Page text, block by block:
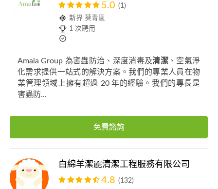
5.0 (1)
新界 葵青區
1 次聘用
Amala Group 為害蟲防治、深度消毒及清潔 、空氣淨
化需求提供一站式的解決方案。我們的專業人員在物
業管理領域上擁有超過 20 年的經驗。我們的專長是
害蟲防...
免費諮詢
白綿羊潔麗清潔工程服務有限公司
4.8 (132)